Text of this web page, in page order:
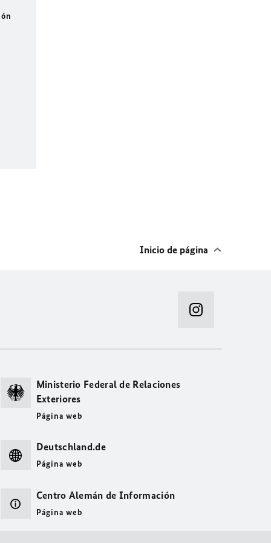
Inicio de página
Ministerio Federal de Relaciones
Exteriores
Página web
Deutschland.de
Página web
Centro Alemán de Información
Página web